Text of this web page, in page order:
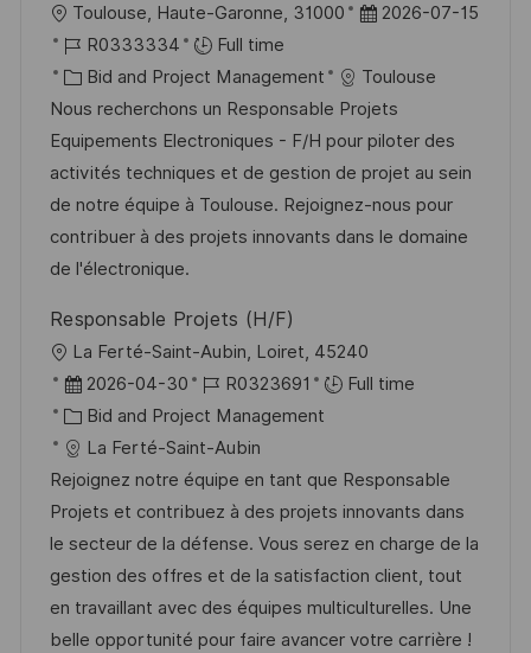
L
o
c
a
t
i
o
n
Toulouse, Haute-Garonne, 31000
P
s
t
e
d
D
a
2026-07-15
J
o
b
I
d
R0333334
Full time
C
a
t
e
g
o
r
Bid and Project Management
Toulouse
Nous recherchons un Responsable Projets
Equipements Electroniques - F/H pour piloter des
activités techniques et de gestion de projet au sein
de notre équipe à Toulouse. Rejoignez-nous pour
contribuer à des projets innovants dans le domaine
de l'électronique.
Responsable Projets (H/F)
L
o
c
a
t
i
o
n
La Ferté-Saint-Aubin, Loiret, 45240
P
o
s
t
e
d
D
a
t
2026-04-30
J
o
b
I
d
R0323691
Full time
C
a
t
e
g
o
r
y
Bid and Project Management
La Ferté-Saint-Aubin
Rejoignez notre équipe en tant que Responsable
Projets et contribuez à des projets innovants dans
le secteur de la défense. Vous serez en charge de la
gestion des offres et de la satisfaction client, tout
en travaillant avec des équipes multiculturelles. Une
belle opportunité pour faire avancer votre carrière !